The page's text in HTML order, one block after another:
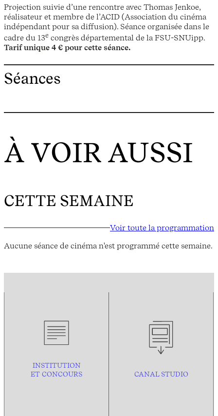
Projection suivie d’une rencontre avec Thomas Jenkoe,
réalisateur et membre de l’ACID (Association du cinéma
indépendant pour sa diffusion). Séance organisée dans le
cadre du 13e congrès départemental de la FSU-SNUipp.
Tarif unique 4 € pour cette séance.
Séances
À VOIR AUSSI
CETTE SEMAINE
Voir toute la programmation
Aucune séance de cinéma n'est programmé cette semaine.
INSTITUTION
ET CONCOURS
CANAL STUDIO